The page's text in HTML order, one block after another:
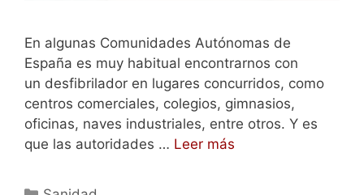
En algunas Comunidades Autónomas de
España es muy habitual encontrarnos con
un desfibrilador en lugares concurridos, como
centros comerciales, colegios, gimnasios,
oficinas, naves industriales, entre otros. Y es
que las autoridades … Leer más
Categorías